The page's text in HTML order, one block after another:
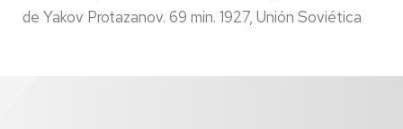
de Yakov Protazanov. 69 min. 1927, Unión Soviética